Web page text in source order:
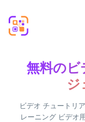
無料のビ
ジ
ビデオ チュートリ
レーニング ビデオ